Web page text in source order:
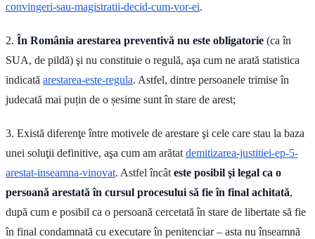
convingeri-sau-magistratii-decid-cum-vor-ei.
2. În România arestarea preventivă nu este obligatorie (ca în
SUA, de pildă) şi nu constituie o regulă, aşa cum ne arată statistica
indicată arestarea-este-regula. Astfel, dintre persoanele trimise în
judecată mai puțin de o șesime sunt în stare de arest;
3. Există diferenţe între motivele de arestare şi cele care stau la baza
unei soluţii definitive, aşa cum am arătat demitizarea-justitiei-ep-5-
arestat-inseamna-vinovat. Astfel încât este posibil şi legal ca o
persoană arestată în cursul procesului să fie în final achitată,
după cum e posibil ca o persoană cercetată în stare de libertate să fie
în final condamnată cu executare în penitenciar – asta nu înseamnă